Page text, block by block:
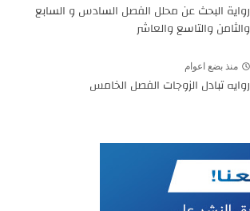
رواية البحث عن محلل الفصل السادس و السابع
والثامن والتاسع والعاشر
منذ بضع اعوام
روايه تبادل الزوجات الفصل الخامس